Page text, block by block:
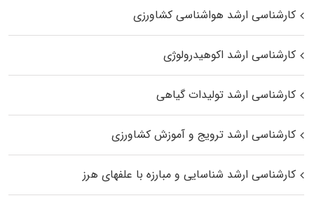
کارشناسی ارشد هواشناسی کشاورزی
کارشناسی ارشد اکوهیدرولوژی
کارشناسی ارشد تولیدات گیاهی
کارشناسی ارشد ترویج و آموزش کشاورزی
کارشناسی ارشد شناسایی و مبارزه با علفهای هرز